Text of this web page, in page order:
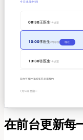
今日出诊时间
08:30王医生 1号诊室
10:00李医生 2号诊室 现在
13:30张医生 1号诊室
前台可接种流感疫苗,无需预约
7月14日 星期一
在前台更新每